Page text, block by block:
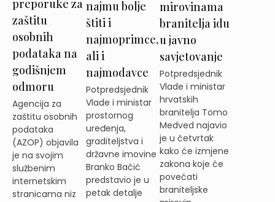
preporuke za
zaštitu
osobnih
podataka na
godišnjem
odmoru
Agencija za
zaštitu osobnih
podataka
(AZOP) objavila
je na svojim
službenim
internetskim
stranicama niz
najmu bolje
štiti i
najmoprimce,
ali i
najmodavce
Potpredsjednik
Vlade i ministar
prostornog
uređenja,
graditeljstva i
državne imovine
Branko Bačić
predstavio je u
petak detalje
mirovinama
branitelja idu
u javno
savjetovanje
Potpredsjednik
Vlade i ministar
hrvatskih
branitelja Tomo
Medved najavio
je u četvrtak
kako će izmjene
zakona koje će
povećati
braniteljske